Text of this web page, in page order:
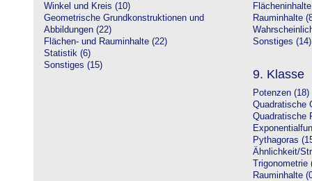
Winkel und Kreis (10)
Geometrische Grundkonstruktionen und
Abbildungen (22)
Flächen- und Rauminhalte (22)
Statistik (6)
Sonstiges (15)
Rauminhalte
Sonstiges (14)
9. Klasse
Potenzen (18)
Quadratische
Quadratische
Pythagoras
Ähnlichkeit/
Trigonometrie
Rauminhalte